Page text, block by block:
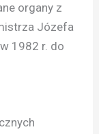
organy z
Józefa
1982 r. do